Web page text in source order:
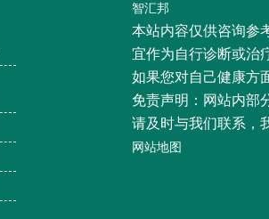
智汇邦
本站内容仅供咨询参
宜作为自行诊断或治
如果您对自己健康方
免责声明：网站内部
请及时与我们联系，
网站地图